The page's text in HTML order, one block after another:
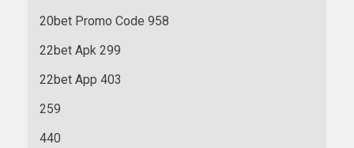
20bet Promo Code 958
22bet Apk 299
22bet App 403
259
440